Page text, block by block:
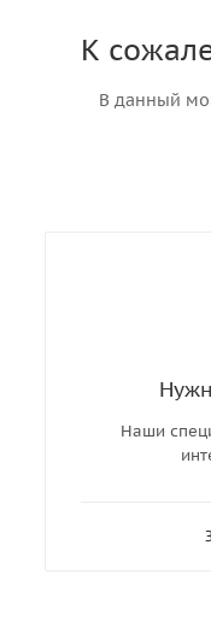
К
В данный
Наши